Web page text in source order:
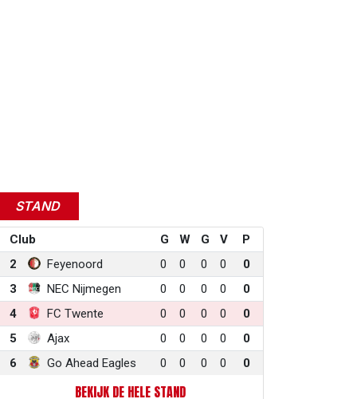
STAND
Club G W G V
P
2
Feyenoord 0 0 0 0
0
3
NEC Nijmegen 0 0 0 0
0
4
FC Twente 0 0 0 0
0
5
Ajax 0 0 0 0
0
6
Go Ahead Eagles 0 0 0 0 0
BEKIJK DE HELE STAND